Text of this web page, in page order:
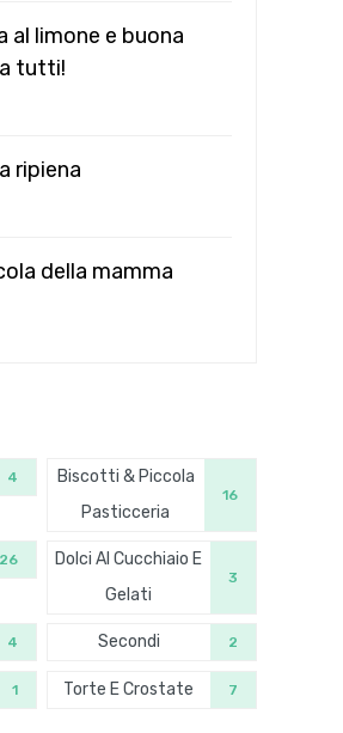
al limone e buona
tutti!
ripiena
della mamma
4
Biscotti & Piccola
Pasticceria
16
26
Dolci Al Cucchiaio E
Gelati
3
4 Secondi 2
1 Torte E Crostate 7